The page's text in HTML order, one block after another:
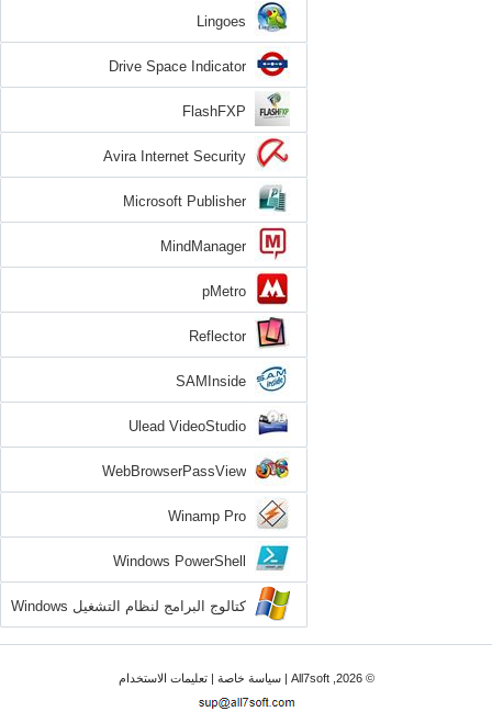
Lingoes
Drive Space Indicator
FlashFXP
Avira Internet Security
Microsoft Publisher
MindManager
pMetro
Reflector
SAMInside
Ulead VideoStudio
WebBrowserPassView
Winamp Pro
Windows PowerShell
كتالوج البرامج لنظام التشغيل Windows
7
© 2026, All7soft | سياسة خاصة|تعليمات الاستخدام